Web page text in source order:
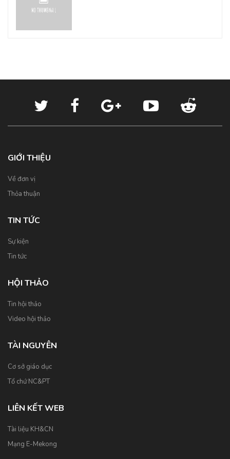
GIỚI THIỆU
Về đơn vị
Thỏa thuận
TIN TỨC
Sự kiện
Tin tức
HỘI THẢO
Tin hội thảo
Video hội thảo
TÀI NGUYÊN
Cơ sở giáo dục
Tổ chứ NC&PT
LIÊN KẾT WEB
Tài liệu KH&CN
Mạng E-Mekong